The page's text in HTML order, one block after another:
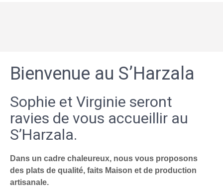
Bienvenue au S’Harzala
Sophie et Virginie seront
ravies de vous accueillir au
S’Harzala.
Dans un cadre chaleureux, nous vous proposons
des plats de qualité, faits Maison et de production
artisanale.